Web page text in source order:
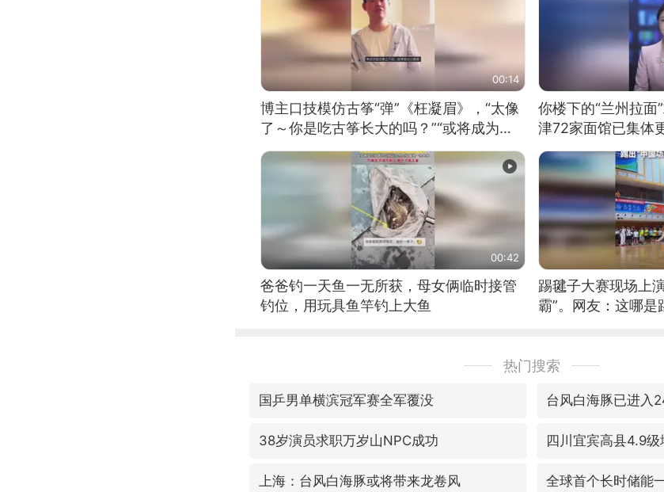
00:14
博主口技模仿古筝“弹”《枉凝眉》，“太像
了～你是吃古筝长大的吗？”“或将成为首
位考级不带古筝的选手。”（来源：新华每
日电讯）
你楼下的“兰州拉面
津72家面馆已集体
00:42
爸爸钓一天鱼一无所获，母女俩临时接管
钓位，用玩具鱼竿钓上大鱼
踢毽子大赛现场上
霸”。网友：这哪是
热门搜索
国乒男单横滨冠军赛全军覆没 台风白海豚已进入
38岁演员求职万岁山NPC成功 四川宜宾高县4.9级
上海：台风白海豚或将带来龙卷风 全球首个长时储能